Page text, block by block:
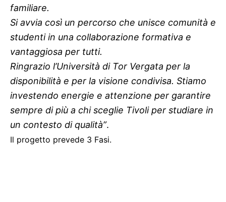
familiare.
Si avvia così un percorso che unisce comunità e
studenti in una collaborazione formativa e
vantaggiosa per tutti.
Ringrazio l’Università di Tor Vergata per la
disponibilità e per la visione condivisa. Stiamo
investendo energie e attenzione per garantire
sempre di più a chi sceglie Tivoli per studiare in
un contesto di qualità”.
Il progetto prevede 3 Fasi.